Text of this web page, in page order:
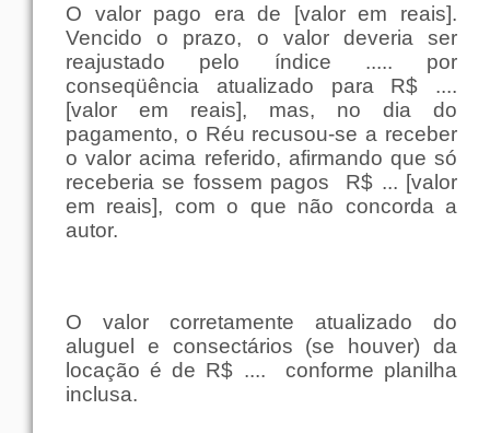
O valor pago era de [valor em reais].
Vencido o prazo, o valor deveria ser
reajustado pelo índice ..... por
conseqüência atualizado para R$ ....
[valor em reais], mas, no dia do
pagamento, o Réu recusou-se a receber
o valor acima referido, afirmando que só
receberia se fossem pagos
R$ ... [valor
em reais], com o que não concorda a
autor.
O valor corretamente atualizado do
aluguel e consectários (se houver) da
locação é de R$ ....
conforme planilha
inclusa.